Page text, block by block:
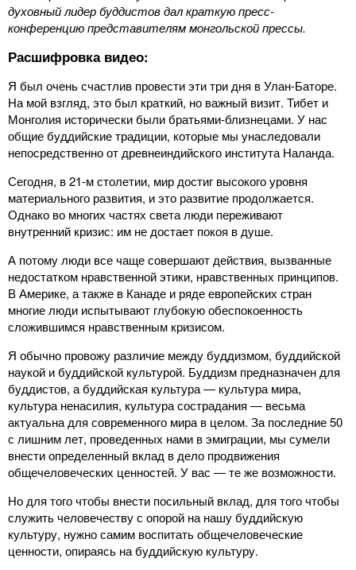
духовный лидер буддистов дал краткую пресс-
конференцию представителям монгольской прессы.
Расшифровка видео:
Я был очень счастлив провести эти три дня в Улан-Баторе.
На мой взгляд, это был краткий, но важный визит. Тибет и
Монголия исторически были братьями-близнецами. У нас
общие буддийские традиции, которые мы унаследовали
непосредственно от древнеиндийского института Наланда.
Сегодня, в 21-м столетии, мир достиг высокого уровня
материального развития, и это развитие продолжается.
Однако во многих частях света люди переживают
внутренний кризис: им не достает покоя в душе.
А потому люди все чаще совершают действия, вызванные
недостатком нравственной этики, нравственных принципов.
В Америке, а также в Канаде и ряде европейских стран
многие люди испытывают глубокую обеспокоенность
сложившимся нравственным кризисом.
Я обычно провожу различие между буддизмом, буддийской
наукой и буддийской культурой. Буддизм предназначен для
буддистов, а буддийская культура ― культура мира,
культура ненасилия, культура сострадания ― весьма
актуальна для современного мира в целом. За последние 50
с лишним лет, проведенных нами в эмиграции, мы сумели
внести определенный вклад в дело продвижения
общечеловеческих ценностей. У вас ― те же возможности.
Но для того чтобы внести посильный вклад, для того чтобы
служить человечеству с опорой на нашу буддийскую
культуру, нужно самим воспитать общечеловеческие
ценности, опираясь на буддийскую культуру.